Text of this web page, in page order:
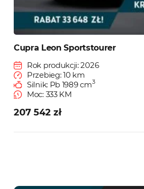
Cupra Leon Sportstourer
Rok produkcji: 2026
Przebieg: 10 km
Silnik: Pb 1989 cm3
Moc: 333 KM
207 542 zł